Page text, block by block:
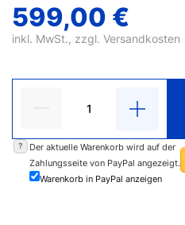
599,00 €
inkl. MwSt., zzgl. Versandkosten
?
Der aktuelle Warenkorb wird auf der
Zahlungsseite von PayPal angezeigt.
Warenkorb in PayPal anzeigen